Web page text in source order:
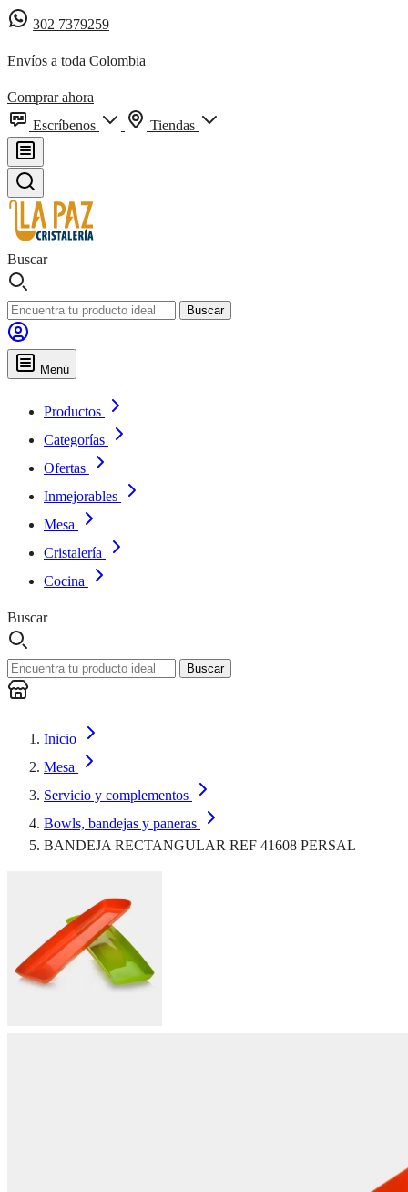
302 7379259
Envíos a toda Colombia
Comprar ahora
Escríbenos
Tiendas
Buscar
Buscar
Menú
Productos
Categorías
Ofertas
Inmejorables
Mesa
Cristalería
Cocina
Buscar
Buscar
Inicio
Mesa
Servicio y complementos
Bowls, bandejas y paneras
BANDEJA RECTANGULAR REF 41608 PERSAL